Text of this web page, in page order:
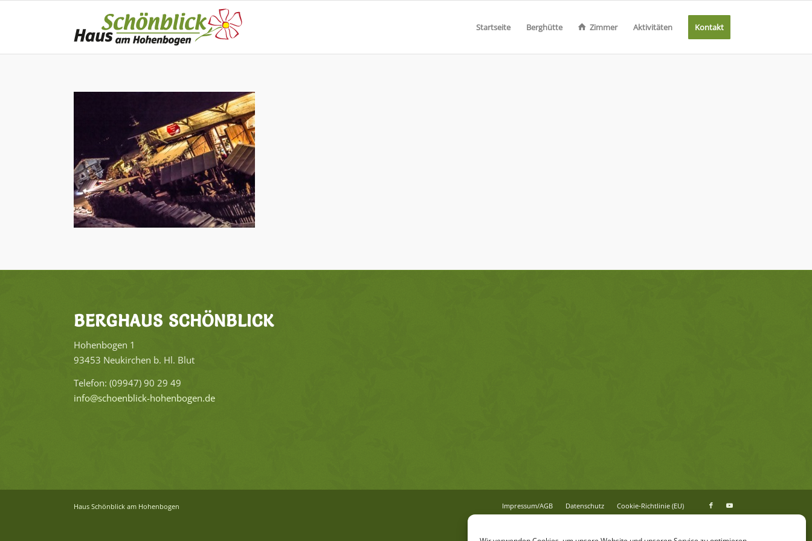
Start­sei­te Berg­hüt­te Zim­mer Ak­ti­vi­tä­ten Kon­takt
BERG­HAUS SCHÖN­BLICK
Ho­hen­bo­gen 1
93453 Neu­kir­chen b. Hl. Blut
Te­le­fon: (09947) 90 29 49
info@​schoenblick-​hohenbogen.​de
Haus Schön­blick am Ho­hen­bo­gen Im­pres­sum/AGB Da­ten­schutz Coo­kie-Richt­li­nie (EU)